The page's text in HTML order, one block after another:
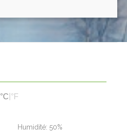
°C °F
Humidité: 50%